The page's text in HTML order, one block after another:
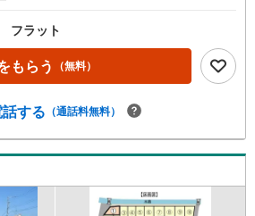
フラット
もらう （無料）
する （通話料無料）